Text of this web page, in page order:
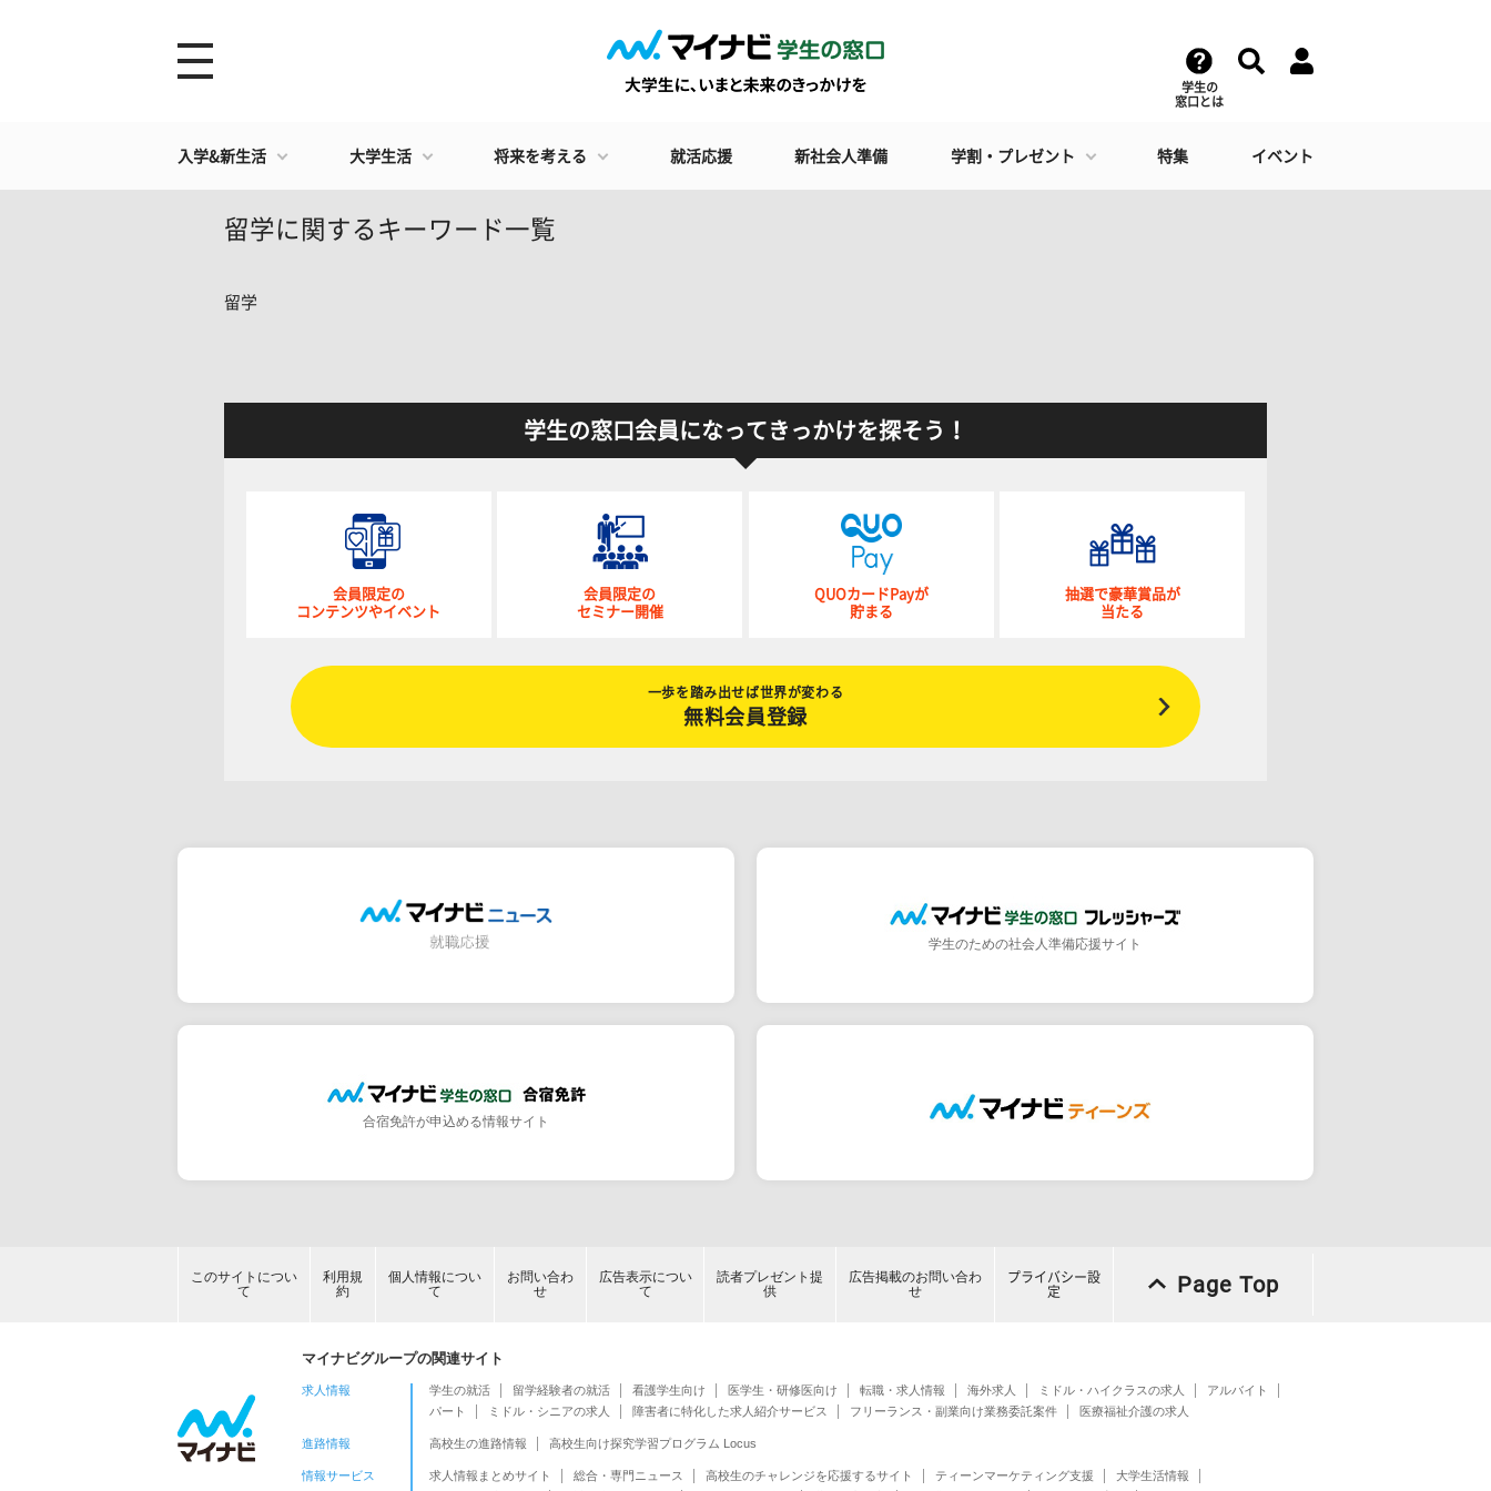
学生の
窓口とは
入学&新生活 大学生活 将来を考える 就活応援 新社会人準備 学割・プレゼント 特集 イベント
留学に関するキーワード一覧
留学
学生の窓口会員になってきっかけを探そう！
会員限定の
コンテンツやイベント
会員限定の
セミナー開催
QUOカードPayが
貯まる
抽選で豪華賞品が
当たる
一歩を踏み出せば世界が変わる
無料会員登録
学生のための社会人準備応援サイト
合宿免許が申込める情報サイト
このサイトについ
て
利用規
約
個人情報につい
て
お問い合わ
せ
広告表示につい
て
読者プレゼント提
供
広告掲載のお問い合わ
せ
プライバシー設
定
Page Top
マイナビグループの関連サイト
求人情報 学生の就活 留学経験者の就活 看護学生向け 医学生・研修医向け 転職・求人情報 海外求人 ミドル・ハイクラスの求人
アルバイト
パート
ミドル・シニアの求人 障害者に特化した求人紹介サービス フリーランス・副業向け業務委託案件 医療福祉介護の求人
進路情報 高校生の進路情報 高校生向け探究学習プログラム Locus
情報サービス 求人情報まとめサイト 総合・専門ニュース 高校生のチャレンジを応援するサイト ティーンマーケティング支援
大学生活情報